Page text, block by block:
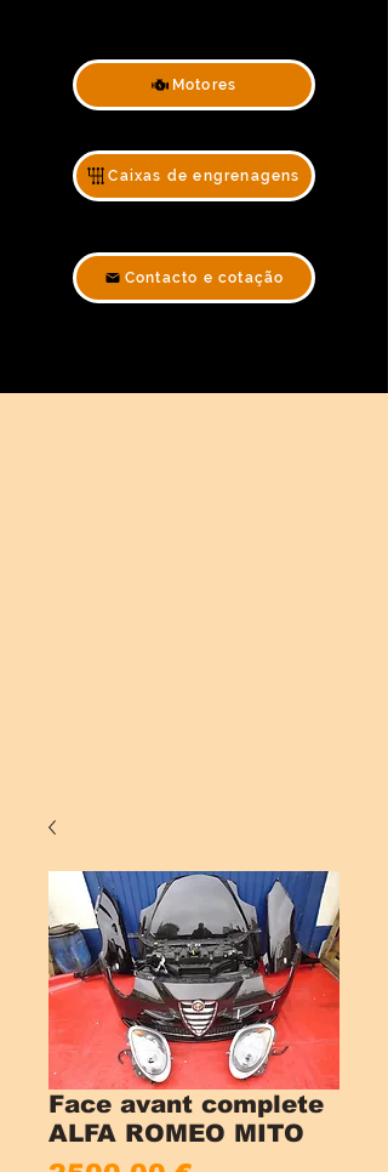
Motores
Caixas de engrenagens
Contacto e cotação
Face avant complete
ALFA ROMEO MITO